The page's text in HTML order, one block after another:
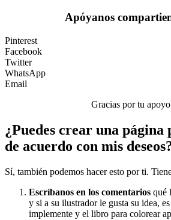
Verano y vacaciones
Libros para colorear para niños
Nezaradené
Apóyanos
Pinterest
Facebook
Twitter
WhatsApp
Email
Gracias por tu
¿Puedes crear una
de acuerdo con mis
Sí, también podemos hacer esto por ti.
Escríbanos en los comentarios qué
y si a su ilustrador le gusta su idea,
implemente y el libro para colorear